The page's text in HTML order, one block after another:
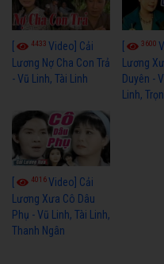
4433 Video] Cải
Lương Nợ Cha Con Trả
- Vũ Linh, Tài Linh
3600
Lương
Duyên -
Linh,
[ 4016Video] Cải
Lương Xưa Cô Dâu
Phụ - Vũ Linh, Tài Linh,
Thanh Ngân